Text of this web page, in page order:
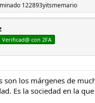
122893yitsmemario
Verificad@ con 2FA
son los márgenes de
Es la sociedad en la